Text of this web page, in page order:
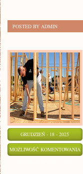
POSTED BY ADMIN
GRUDZIEŃ - 18 - 2025
MOŻLIWOŚĆ KOMENTOWANIA